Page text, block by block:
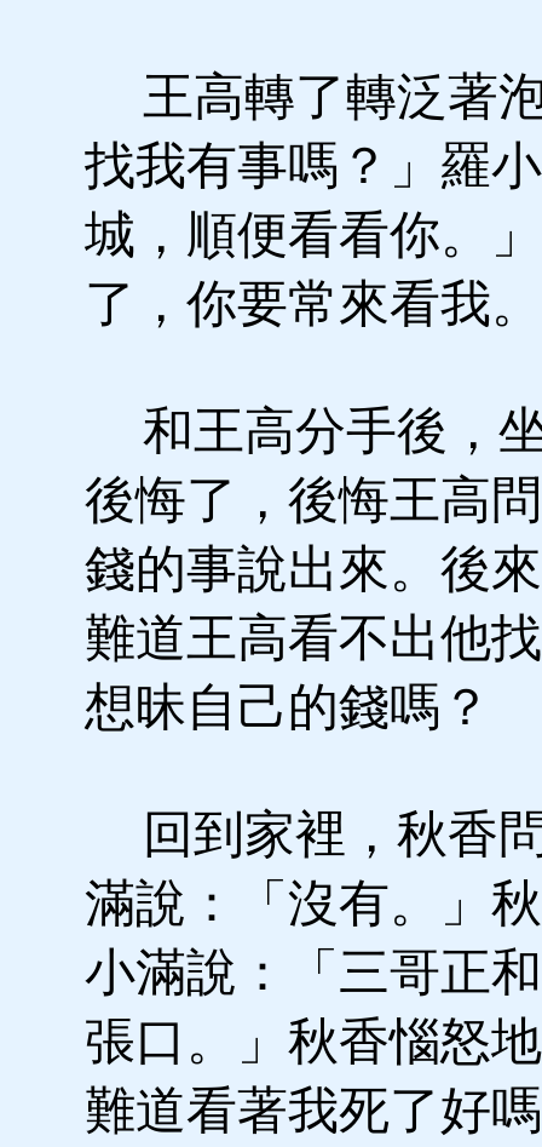
王高轉了轉泛著
找我有事嗎？」羅
城，順便看看你。
了，你要常來看我
和王高分手後，
後悔了，後悔王高
錢的事說出來。後
難道王高看不出他
想昧自己的錢嗎？
回到家裡，秋香
滿說：「沒有。」
小滿說：「三哥正
張口。」秋香惱怒
難道看著我死了好